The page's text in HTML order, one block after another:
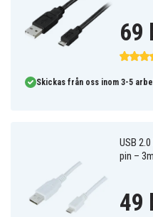
69
Skickas från oss inom 3-5
USB
pin –
49